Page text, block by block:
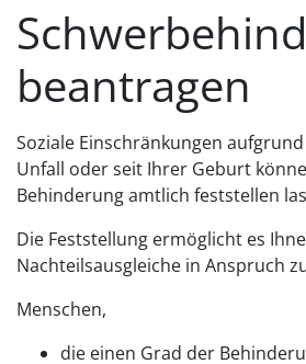
beantragen
Soziale Einschränkungen
Unfall oder seit Ihrer Geburt
Behinderung amtlich feststellen
Die Feststellung ermöglicht es
Nachteilsausgleiche in Anspruch
Menschen,
die einen Grad der